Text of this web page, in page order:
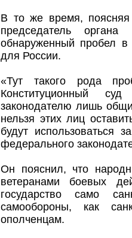
В то же время, поясняя
председатель
обнаруженный пробел в
для России.
«Тут такого рода
Конституционный
законодателю лишь
нельзя этих лиц
будут использоваться
федерального
Он пояснил, что
ветеранами боевых
государство само
самообороны, как
ополченцам.